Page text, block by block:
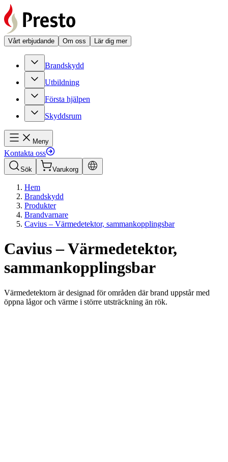
Vårt erbjudande Om oss Lär dig mer
Brandskydd
Utbildning
Första hjälpen
Skyddsrum
Meny
Kontakta oss
Sök Varukorg
Hem
Brandskydd
Produkter
Brandvarnare
Cavius – Värmedetektor, sammankopplingsbar
Cavius – Värmedetektor,
sammankopplingsbar
Värmedetektorn är designad för områden där brand uppstår med
öppna lågor och värme i större utsträckning än rök.